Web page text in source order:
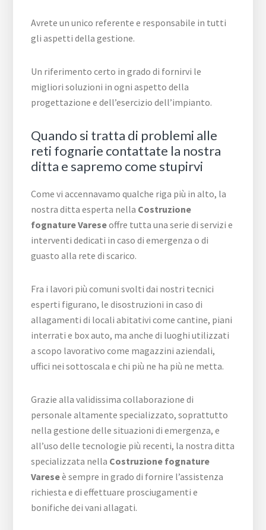
Avrete un unico referente e responsabile in tutti
gli aspetti della gestione.
Un riferimento certo in grado di fornirvi le
migliori soluzioni in ogni aspetto della
progettazione e dell’esercizio dell’impianto.
Quando si tratta di problemi alle
reti fognarie contattate la nostra
ditta e sapremo come stupirvi
Come vi accennavamo qualche riga più in alto, la
nostra ditta esperta nella Costruzione
fognature Vareseoffre tutta una serie di servizi e
interventi dedicati in caso di emergenza o di
guasto alla rete di scarico.
Fra i lavori più comuni svolti dai nostri tecnici
esperti figurano, le disostruzioni in caso di
allagamenti di locali abitativi come cantine, piani
interrati e box auto, ma anche di luoghi utilizzati
a scopo lavorativo come magazzini aziendali,
uffici nei sottoscala e chi più ne ha più ne metta.
Grazie alla validissima collaborazione di
personale altamente specializzato, soprattutto
nella gestione delle situazioni di emergenza, e
all’uso delle tecnologie più recenti, la nostra ditta
specializzata nella Costruzione fognature
Vareseè sempre in grado di fornire l’assistenza
richiesta e di effettuare prosciugamenti e
bonifiche dei vani allagati.